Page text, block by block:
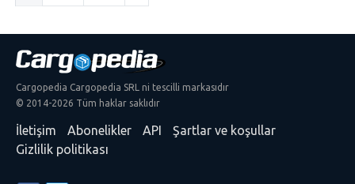
Cargopedia Cargopedia SRL ni tescilli markasıdır
© 2014-2026 Tüm haklar saklıdır
İletişim Abonelikler API
Şartlar ve koşullar
Gizlilik politikası